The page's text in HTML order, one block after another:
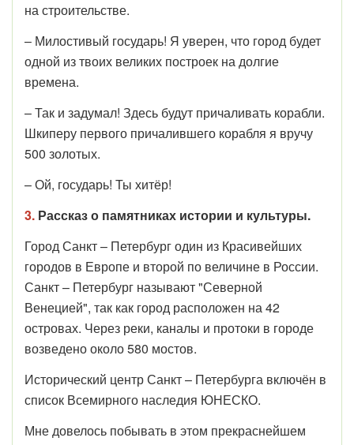
на строительстве.
– Милостивый государь! Я уверен, что город будет
одной из твоих великих построек на долгие
времена.
– Так и задумал! Здесь будут причаливать корабли.
Шкиперу первого причалившего корабля я вручу
500 золотых.
– Ой, государь! Ты хитёр!
3. Рассказ о памятниках истории и культуры.
Город Санкт – Петербург один из Красивейших
городов в Европе и второй по величине в России.
Санкт – Петербург называют "Северной
Венецией", так как город расположен на 42
островах. Через реки, каналы и протоки в городе
возведено около 580 мостов.
Исторический центр Санкт – Петербурга включён в
список Всемирного наследия ЮНЕСКО.
Мне довелось побывать в этом прекраснейшем